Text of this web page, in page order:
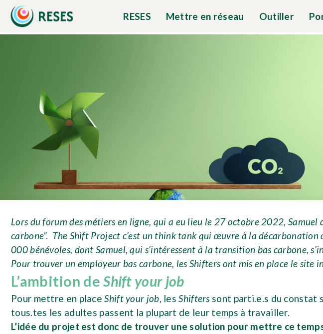
RESES Mettre en réseau Outiller
Lors du forum des métiers en ligne, qui a eu lieu le 27 octobre 2022,
carbone”. The Shift Project c’est un think tank qui œuvre à la décarbonation
000 bénévoles, dont Samuel, qui s’intéressent à la transition bas carbone,
Pour trouver un employeur bas carbone, les Shifters ont mis en place le site
L’ambition deShift your job
Pour mettre en placeShift your job, lesShifterssont parti.e.s du constat
tous.tes les adultes passent la plupart de leur temps à travailler.
L’idée du projet est donc de trouver une solution pour mettre ce